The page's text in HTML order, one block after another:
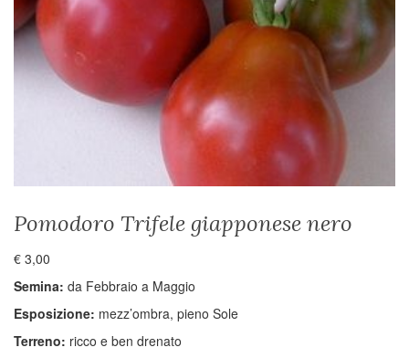
Pomodoro Trifele giapponese nero
€ 3,00
Semina: da Febbraio a Maggio
Esposizione: mezz’ombra, pieno Sole
Terreno: ricco e ben drenato